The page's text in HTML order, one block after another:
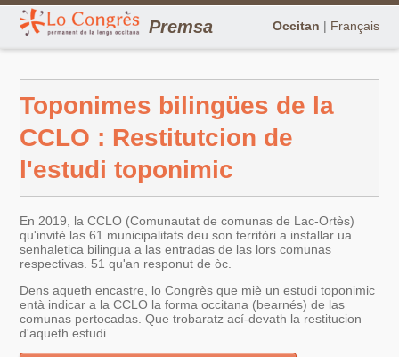
Occitan | Français
Premsa
Toponimes bilingües de la
CCLO : Restitutcion de
l'estudi toponimic
En 2019, la CCLO (Comunautat de comunas de Lac-Ortès)
qu'invitè las 61 municipalitats deu son territòri a installar ua
senhaletica bilingua a las entradas de las lors comunas
respectivas. 51 qu'an responut de òc.
Dens aqueth encastre, lo Congrès que miè un estudi toponimic
entà indicar a la CCLO la forma occitana (bearnés) de las
comunas pertocadas. Que trobaratz ací-devath la restitucion
d'aqueth estudi.